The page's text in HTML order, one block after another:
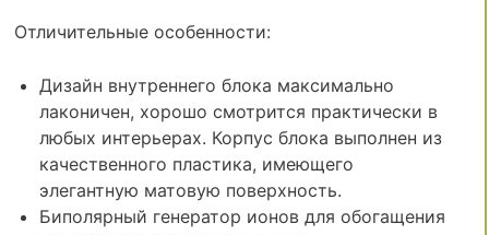
Отличительные особенности:
Дизайн внутреннего блока максимально
лаконичен, хорошо смотрится практически в
любых интерьерах. Корпус блока выполнен из
качественного пластика, имеющего
элегантную матовую поверхность.
Биполярный генератор ионов для обогащения